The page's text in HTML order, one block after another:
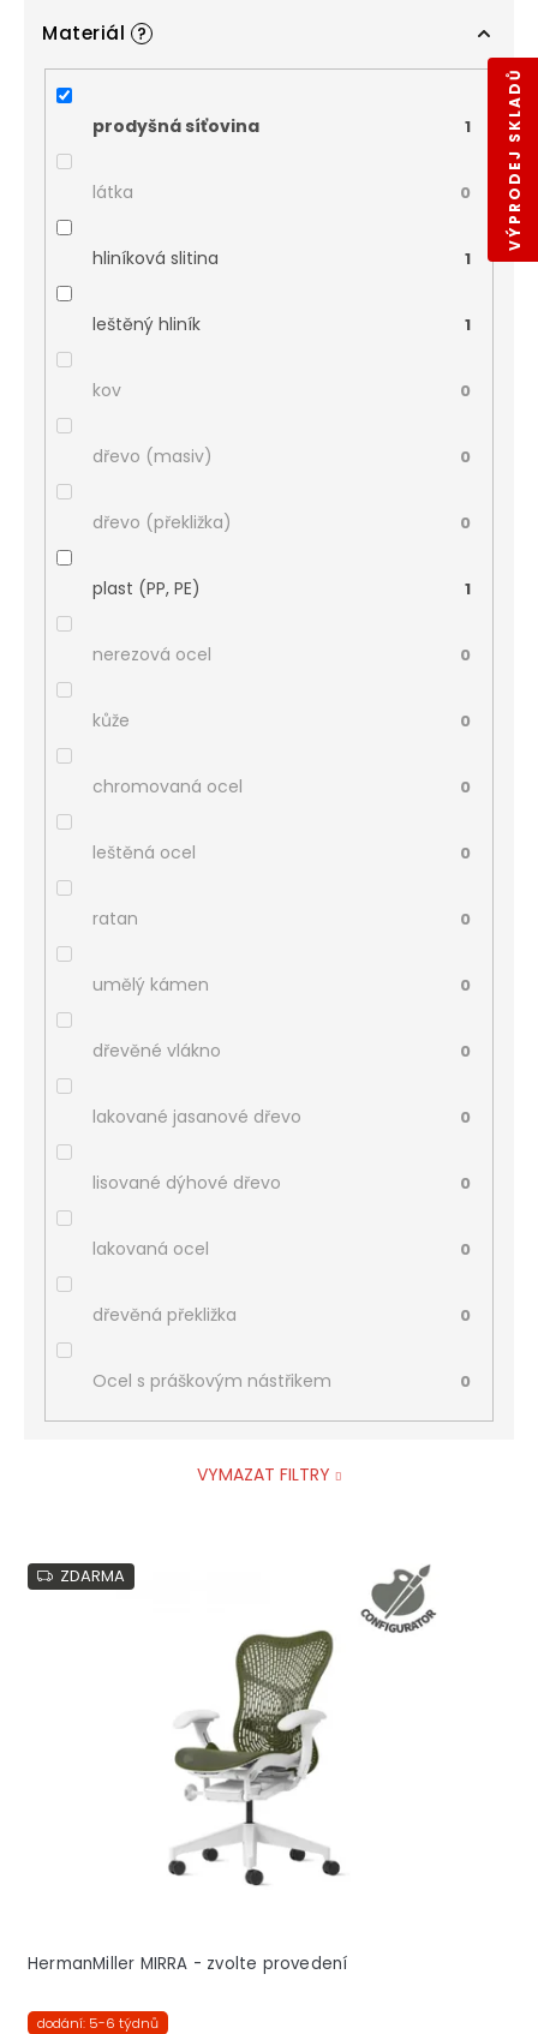
Materiál ?
prodyšná síťovina 1
látka 0
hliníková slitina 1
leštěný hliník 1
kov 0
dřevo (masiv) 0
dřevo (překližka) 0
plast (PP, PE) 1
nerezová ocel 0
kůže 0
chromovaná ocel 0
leštěná ocel 0
ratan 0
umělý kámen 0
dřevěné vlákno 0
lakované jasanové dřevo 0
lisované dýhové dřevo 0
lakovaná ocel 0
dřevěná překližka 0
Ocel s práškovým nástřikem 0
VYMAZAT FILTRY
V
ý ZDARMA
HermanMiller MIRRA - zvolte provedení
dodání: 5-6 týdnů
VÝPRODEJ SKLADŮ